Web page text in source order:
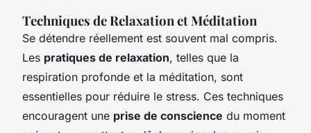
Techniques de Relaxation et Méditation
Se détendre réellement est souvent mal compris.
Les pratiques de relaxation, telles que la
respiration profonde et la méditation, sont
essentielles pour réduire le stress. Ces techniques
encouragent une prise de conscience du moment